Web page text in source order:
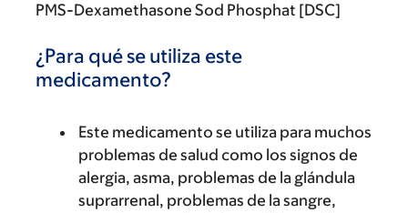
PMS-Dexamethasone Sod Phosphat [DSC]
¿Para qué se utiliza este
medicamento?
Este medicamento se utiliza para muchos
problemas de salud como los signos de
alergia, asma, problemas de la glándula
suprarrenal, problemas de la sangre,